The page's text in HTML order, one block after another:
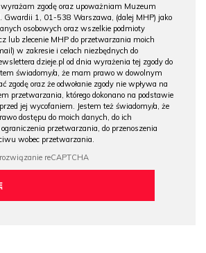
zgodę oraz upoważniam Muzeum
Gwardii 1, 01-538 Warszawa, (dalej MHP) jako
osobowych oraz wszelkie podmioty
lub zlecenie MHP do przetwarzania moich
w zakresie i celach niezbędnych do
dzieje.pl od dnia wyrażenia tej zgody do
świadomy/a, że mam prawo w dowolnym
zgodę oraz że odwołanie zgody nie wpływa na
przetwarzania, którego dokonano na podstawie
jej wycofaniem. Jestem też świadomy/a, że
dostępu do moich danych, do ich
przetwarzania, do przenoszenia
wobec przetwarzania.